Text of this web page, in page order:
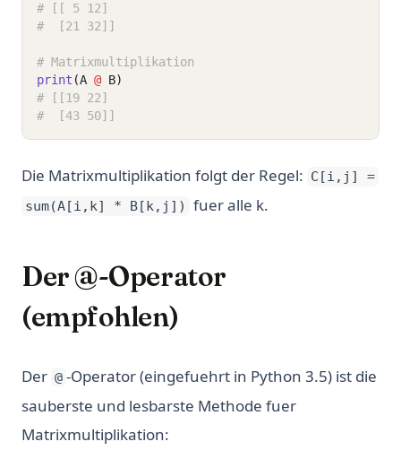
# [[ 5 12]
#  [21 32]]
# Matrixmultiplikation
print (A @ B)
# [[19 22]
#  [43 50]]
Die Matrixmultiplikation folgt der Regel: C[i,j] =
sum(A[i,k] * B[k,j])
fuer alle k.
Der @-Operator
(empfohlen)
Der @ -Operator (eingefuehrt in Python 3.5) ist die
sauberste und lesbarste Methode fuer
Matrixmultiplikation: